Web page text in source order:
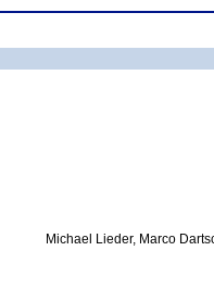
Michael Lieder, Marco